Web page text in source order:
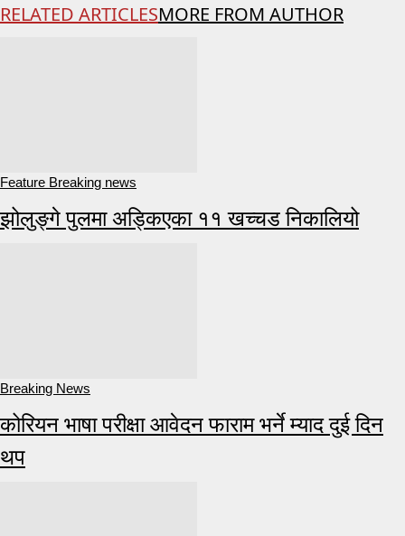
RELATED ARTICLESMORE FROM AUTHOR
Feature Breaking news
झोलुङ्गे पुलमा अड्किएका ११ खच्चड निकालियो
Breaking News
कोरियन भाषा परीक्षा आवेदन फाराम भर्ने म्याद दुई दिन
थप